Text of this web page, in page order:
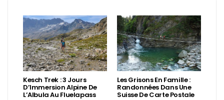
Kesch Trek : 3 Jours
D’Immersion Alpine De
L’Albula Au Fluelapass
Les Grisons En Famille :
Randonnées Dans Une
Suisse De Carte Postale